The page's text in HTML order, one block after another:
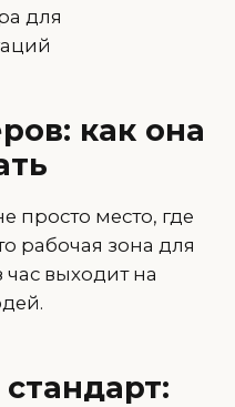
для
как она
просто место, где
рабочая зона для
выходит на